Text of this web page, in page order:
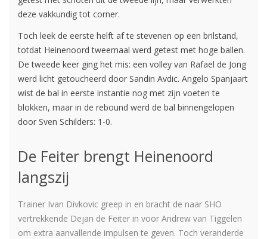
deze vakkundig tot corner.
Toch leek de eerste helft af te stevenen op een brilstand,
totdat Heinenoord tweemaal werd getest met hoge ballen.
De tweede keer ging het mis: een volley van Rafael de Jong
werd licht getoucheerd door Sandin Avdic. Angelo Spanjaart
wist de bal in eerste instantie nog met zijn voeten te
blokken, maar in de rebound werd de bal binnengelopen
door Sven Schilders: 1-0.
De Feiter brengt Heinenoord
langszij
Trainer Ivan Divkovic greep in en bracht de naar SHO
vertrekkende Dejan de Feiter in voor Andrew van Tiggelen
om extra aanvallende impulsen te geven. Toch veranderde